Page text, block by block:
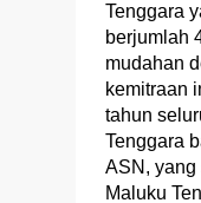
Tenggara
berjumlah
mudahan
kemitraan
tahun
Tenggara
ASN, yang
Maluku